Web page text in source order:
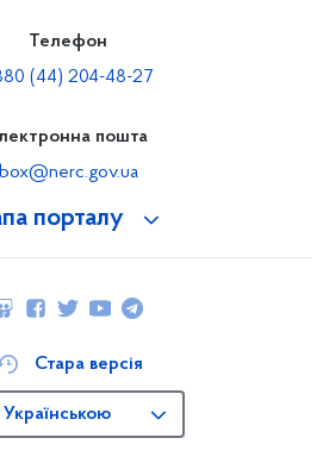
порталу
Телефон
(44) 204-48-27
пошта
box@nerc.gov.ua
Стара версія
Українською